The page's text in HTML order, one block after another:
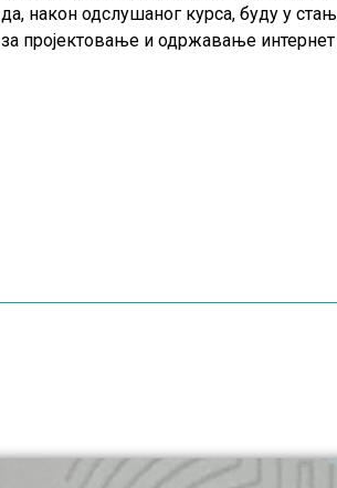
да, након одслушаног курса, буду у
за пројектовање и одржавање интернет